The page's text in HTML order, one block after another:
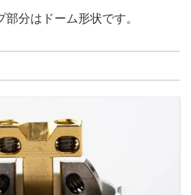
分はドーム形状です。